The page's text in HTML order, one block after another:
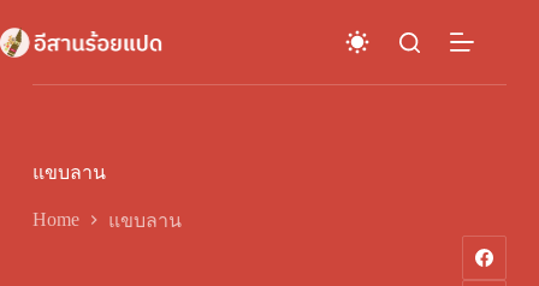
to
content
แขบลาน
Home แขบลาน